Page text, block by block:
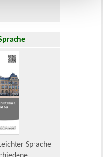
Sprache